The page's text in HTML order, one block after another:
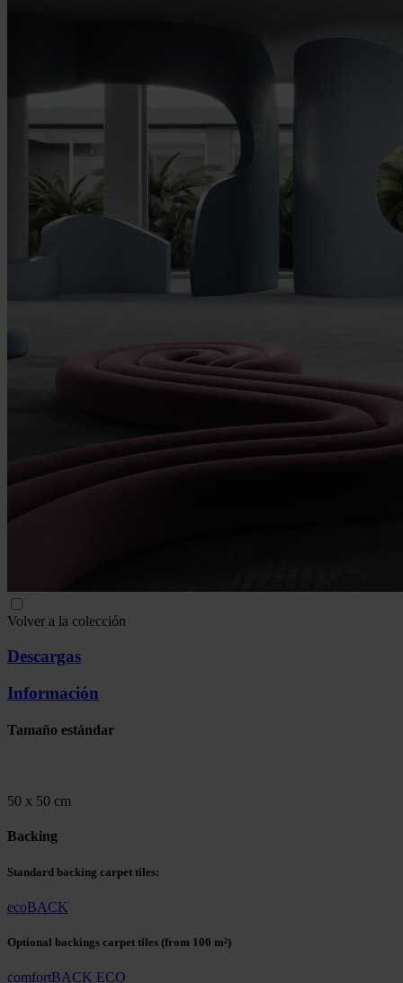
Volver a la colección
Descargas
Información
Tamaño estándar
50 x 50 cm
Backing
Standard backing carpet tiles:
ecoBACK
Optional backings carpet tiles (from 100 m²)
comfortBACK ECO